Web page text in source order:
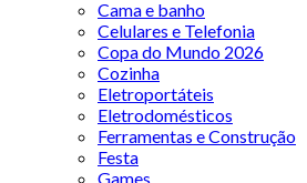
Cama e banho
Celulares e Telefonia
Copa do Mundo 2026
Cozinha
Eletroportáteis
Eletrodomésticos
Ferramentas e Construção
Festa
Games